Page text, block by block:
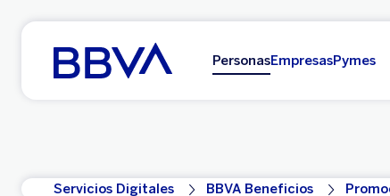
Ir al contenido principal
PersonasEmpresasPymes
Servicios Digitales BBVA Beneficios